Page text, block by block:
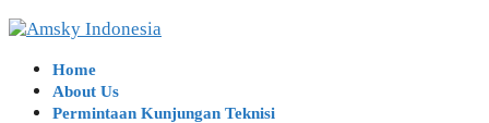
Home
About Us
Permintaan Kunjungan Teknisi